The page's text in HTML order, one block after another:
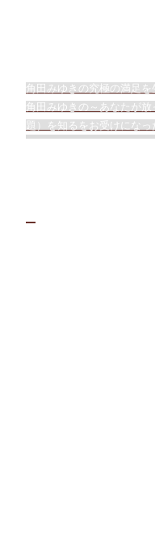
角田みゆきの究極の満足
角田みゆきの～あなたが
題）を知るをお受けになっ